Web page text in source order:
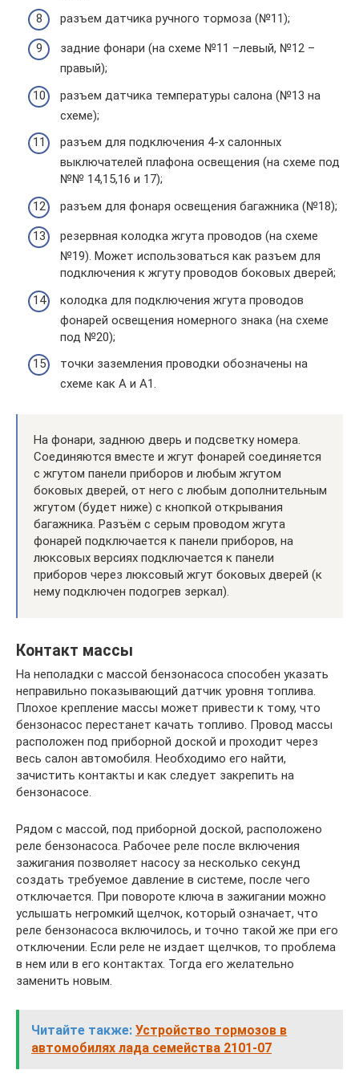
разъем датчика ручного тормоза (№11);
задние фонари (на схеме №11 –левый, №12 –
правый);
разъем датчика температуры салона (№13 на
схеме);
разъем для подключения 4-х салонных
выключателей плафона освещения (на схеме под
№№ 14,15,16 и 17);
разъем для фонаря освещения багажника (№18);
резервная колодка жгута проводов (на схеме
№19). Может использоваться как разъем для
подключения к жгуту проводов боковых дверей;
колодка для подключения жгута проводов
фонарей освещения номерного знака (на схеме
под №20);
точки заземления проводки обозначены на
схеме как А и А1.
На фонари, заднюю дверь и подсветку номера.
Соединяются вместе и жгут фонарей соединяется
с жгутом панели приборов и любым жгутом
боковых дверей, от него с любым дополнительным
жгутом (будет ниже) с кнопкой открывания
багажника. Разъём с серым проводом жгута
фонарей подключается к панели приборов, на
люксовых версиях подключается к панели
приборов через люксовый жгут боковых дверей (к
нему подключен подогрев зеркал).
Контакт массы
На неполадки с массой бензонасоса способен указать
неправильно показывающий датчик уровня топлива.
Плохое крепление массы может привести к тому, что
бензонасос перестанет качать топливо. Провод массы
расположен под приборной доской и проходит через
весь салон автомобиля. Необходимо его найти,
зачистить контакты и как следует закрепить на
бензонасосе.
Рядом с массой, под приборной доской, расположено
реле бензонасоса. Рабочее реле после включения
зажигания позволяет насосу за несколько секунд
создать требуемое давление в системе, после чего
отключается. При повороте ключа в зажигании можно
услышать негромкий щелчок, который означает, что
реле бензонасоса включилось, и точно такой же при его
отключении. Если реле не издает щелчков, то проблема
в нем или в его контактах. Тогда его желательно
заменить новым.
Читайте также: Устройство тормозов в
автомобилях лада семейства 2101-07